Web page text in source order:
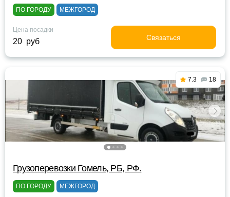
ПО ГОРОДУ МЕЖГОРОД
Цена посадки
20 руб Связаться
7.3 18
Грузоперевозки Гомель, РБ, РФ.
ПО ГОРОДУ МЕЖГОРОД